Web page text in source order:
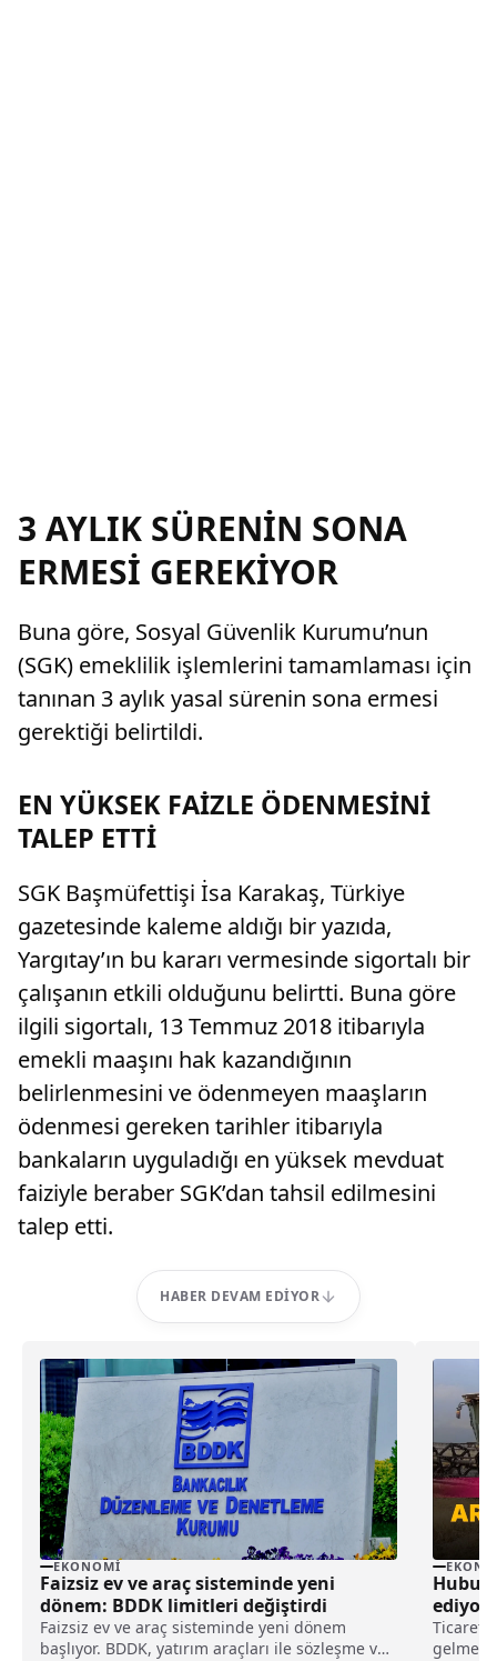
3 AYLIK SÜRENİN SONA
ERMESİ GEREKİYOR
Buna göre, Sosyal Güvenlik Kurumu’nun
(SGK) emeklilik işlemlerini tamamlaması için
tanınan 3 aylık yasal sürenin sona ermesi
gerektiği belirtildi.
EN YÜKSEK FAİZLE ÖDENMESİNİ
TALEP ETTİ
SGK Başmüfettişi İsa Karakaş, Türkiye
gazetesinde kaleme aldığı bir yazıda,
Yargıtay’ın bu kararı vermesinde sigortalı bir
çalışanın etkili olduğunu belirtti. Buna göre
ilgili sigortalı, 13 Temmuz 2018 itibarıyla
emekli maaşını hak kazandığının
belirlenmesini ve ödenmeyen maaşların
ödenmesi gereken tarihler itibarıyla
bankaların uyguladığı en yüksek mevduat
faiziyle beraber SGK’dan tahsil edilmesini
talep etti.
HABER DEVAM EDIYOR
EKONOMI
Faizsiz ev ve araç sisteminde yeni
dönem: BDDK limitleri değiştirdi
Faizsiz ev ve araç sisteminde yeni dönem
başlıyor. BDDK, yatırım araçları ile sözleşme ve
ediyor:
geldi
Ticaret